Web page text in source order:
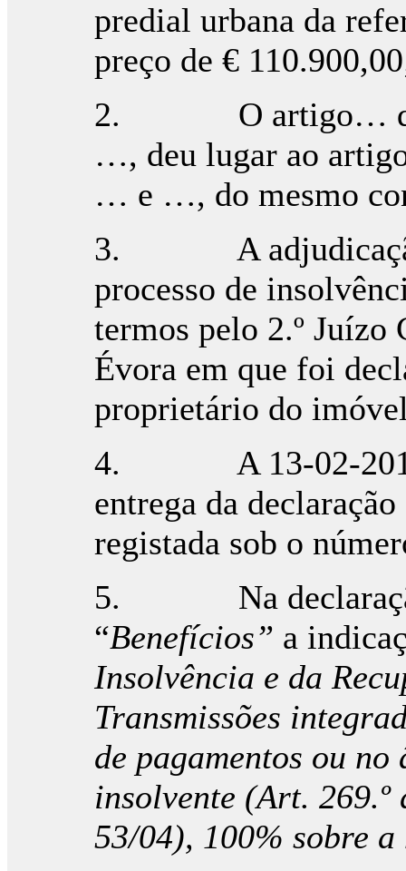
predial urbana da
preço de €
2. O artigo… da
…, deu lugar ao
… e …, do mesmo
3. A adjudicação
processo de
termos pelo 2.º
Évora em que foi
proprietário do
4. A 13-02-2014,
entrega da
registada sob o
5. Na declaração
“Benefícios” a
Insolvência e da
Transmissões
de pagamentos ou
insolvente (Art.
53/04), 100% sobre